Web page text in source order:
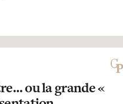
ou la grande «